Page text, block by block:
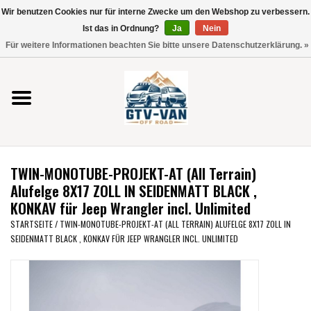
Verwende
die
nach
oben
und
unten,
verfügbare
Ergebnis
auszuwählen.
Drücke
die
Eingabetaste,
Vito / V-Klasse 447
Viano /Vito 639
VW T7 2025
VW T6
VW T5
TWIN-MONOTUBE-PROJEKT-AT (All Terrain)
Alufelge 8X17 ZOLL IN SEIDENMATT BLACK ,
KONKAV für Jeep Wrangler incl. Unlimited
STARTSEITE/ TWIN-MONOTUBE-PROJEKT-AT (ALL TERRAIN) ALUFELGE 8X17 ZOLL IN
SEIDENMATT BLACK , KONKAV FÜR JEEP WRANGLER INCL. UNLIMITED
Wir benutzen Cookies nur für interne Zwecke um den Webshop zu verbessern.
Ist das in Ordnung?
Ja
Nein
Für weitere Informationen beachten Sie bitte unsere Datenschutzerklärung. »